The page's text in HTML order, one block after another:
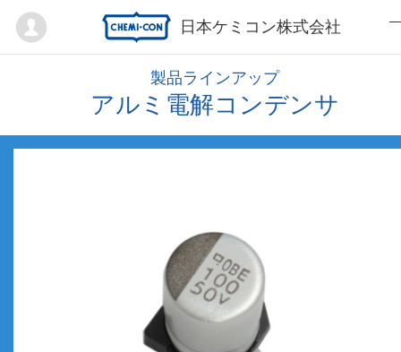
日本ケミコン株式会社
Mypage
製品ラインアップ
アルミ電解コンデンサ